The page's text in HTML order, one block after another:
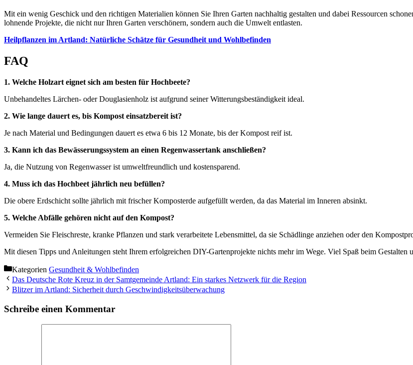
Mit ein wenig Geschick und den richtigen Materialien können Sie Ihren Garten nachhaltig gestalten und dabei Ressourcen
lohnende Projekte, die nicht nur Ihren Garten verschönern, sondern auch die Umwelt entlasten.
Heilpflanzen im Artland: Natürliche Schätze für Gesundheit und Wohlbefinden
FAQ
1. Welche Holzart eignet sich am besten für Hochbeete?
Unbehandeltes Lärchen- oder Douglasienholz ist aufgrund seiner Witterungsbeständigkeit ideal.
2. Wie lange dauert es, bis Kompost einsatzbereit ist?
Je nach Material und Bedingungen dauert es etwa 6 bis 12 Monate, bis der Kompost reif ist.
3. Kann ich das Bewässerungssystem an einen Regenwassertank anschließen?
Ja, die Nutzung von Regenwasser ist umweltfreundlich und kostensparend.
4. Muss ich das Hochbeet jährlich neu befüllen?
Die obere Erdschicht sollte jährlich mit frischer Komposterde aufgefüllt werden, da das Material im Inneren absinkt.
5. Welche Abfälle gehören nicht auf den Kompost?
Vermeiden Sie Fleischreste, kranke Pflanzen und stark verarbeitete Lebensmittel, da sie Schädlinge anziehen oder den
Mit diesen Tipps und Anleitungen steht Ihrem erfolgreichen DIY-Gartenprojekte nichts mehr im Wege. Viel Spaß beim Gestalten
Kategorien Gesundheit & Wohlbefinden
Das Deutsche Rote Kreuz in der Samtgemeinde Artland: Ein starkes Netzwerk für die Region
Blitzer im Artland: Sicherheit durch Geschwindigkeitsüberwachung
Schreibe einen Kommentar